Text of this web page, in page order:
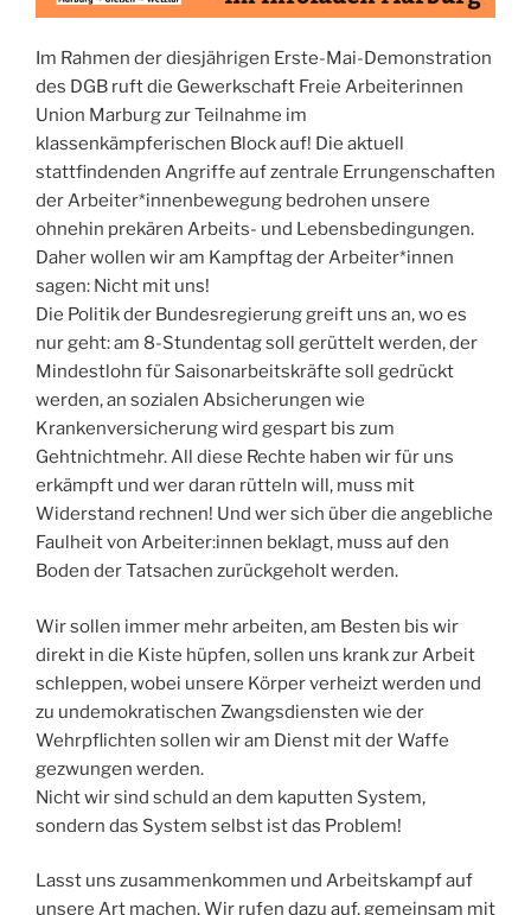
Im Rahmen der diesjährigen Erste-Mai-Demonstration
des DGB ruft die Gewerkschaft Freie Arbeiterinnen
Union Marburg zur Teilnahme im
klassenkämpferischen Block auf! Die aktuell
stattfindenden Angriffe auf zentrale Errungenschaften
der Arbeiter*innenbewegung bedrohen unsere
ohnehin prekären Arbeits- und Lebensbedingungen.
Daher wollen wir am Kampftag der Arbeiter*innen
sagen: Nicht mit uns!
Die Politik der Bundesregierung greift uns an, wo es
nur geht: am 8-Stundentag soll gerüttelt werden, der
Mindestlohn für Saisonarbeitskräfte soll gedrückt
werden, an sozialen Absicherungen wie
Krankenversicherung wird gespart bis zum
Gehtnichtmehr. All diese Rechte haben wir für uns
erkämpft und wer daran rütteln will, muss mit
Widerstand rechnen! Und wer sich über die angebliche
Faulheit von Arbeiter:innen beklagt, muss auf den
Boden der Tatsachen zurückgeholt werden.
Wir sollen immer mehr arbeiten, am Besten bis wir
direkt in die Kiste hüpfen, sollen uns krank zur Arbeit
schleppen, wobei unsere Körper verheizt werden und
zu undemokratischen Zwangsdiensten wie der
Wehrpflichten sollen wir am Dienst mit der Waffe
gezwungen werden.
Nicht wir sind schuld an dem kaputten System,
sondern das System selbst ist das Problem!
Lasst uns zusammenkommen und Arbeitskampf auf
unsere Art machen. Wir rufen dazu auf, gemeinsam mit